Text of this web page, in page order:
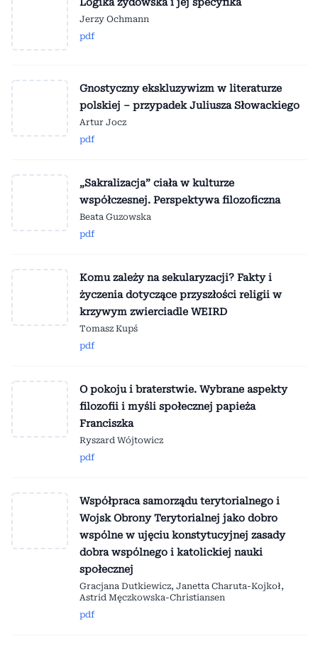
Jerzy Ochmann
pdf
Gnostyczny ekskluzywizm w literaturze
polskiej – przypadek Juliusza Słowackiego
Artur Jocz
pdf
„Sakralizacja” ciała w kulturze
współczesnej. Perspektywa filozoficzna
Beata Guzowska
pdf
Komu zależy na sekularyzacji? Fakty i
życzenia dotyczące przyszłości religii w
krzywym zwierciadle WEIRD
Tomasz Kupś
pdf
O pokoju i braterstwie. Wybrane aspekty
filozofii i myśli społecznej papieża
Franciszka
Ryszard Wójtowicz
pdf
Współpraca samorządu terytorialnego i
Wojsk Obrony Terytorialnej jako dobro
wspólne w ujęciu konstytucyjnej zasady
dobra wspólnego i katolickiej nauki
społecznej
Gracjana Dutkiewicz, Janetta Charuta-Kojkoł,
Astrid Męczkowska-Christiansen
pdf